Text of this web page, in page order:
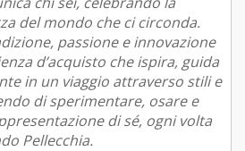
del mondo che ci circonda.
passione e innovazione
d’acquisto che ispira, guida
in un viaggio attraverso stili e
di sperimentare, osare e
di sé, ogni volta
Pellecchia.